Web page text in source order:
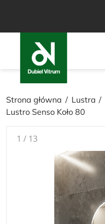
Strona główna Lustra
Lustro Senso Koło 80
1 / 13